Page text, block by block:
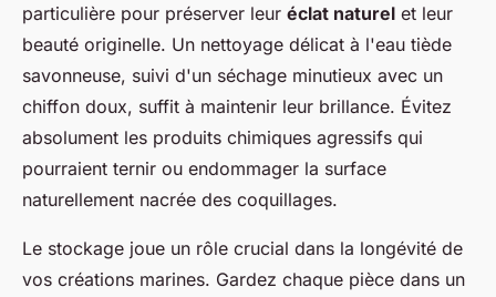
particulière pour préserver leur éclat naturel et leur
beauté originelle. Un nettoyage délicat à l'eau tiède
savonneuse, suivi d'un séchage minutieux avec un
chiffon doux, suffit à maintenir leur brillance. Évitez
absolument les produits chimiques agressifs qui
pourraient ternir ou endommager la surface
naturellement nacrée des coquillages.
Le stockage joue un rôle crucial dans la longévité de
vos créations marines. Gardez chaque pièce dans un